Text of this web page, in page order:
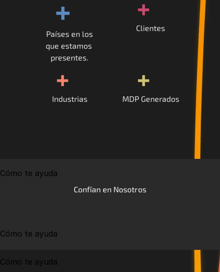
+
Países en los
que estamos
presentes.
+
Clientes
+
Industrias
+
MDP Generados
Cómo te ayuda
Confían en Nosotros
Cómo te ayuda
Cómo te ayuda